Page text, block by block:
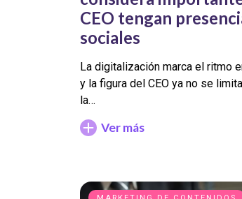
CEO tengan
sociales
La digitalización marca el ritmo
y la figura del CEO ya no se
la…
Ver más